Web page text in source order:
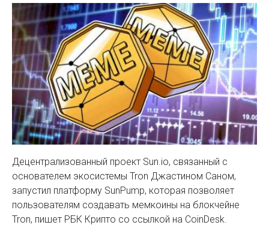
Децентрализованный проект Sun.io, связанный с
основателем экосистемы Tron Джастином Саном,
запустил платформу SunPump, которая позволяет
пользователям создавать мемкоины на блокчейне
Tron, пишет РБК Крипто со ссылкой на CoinDesk.